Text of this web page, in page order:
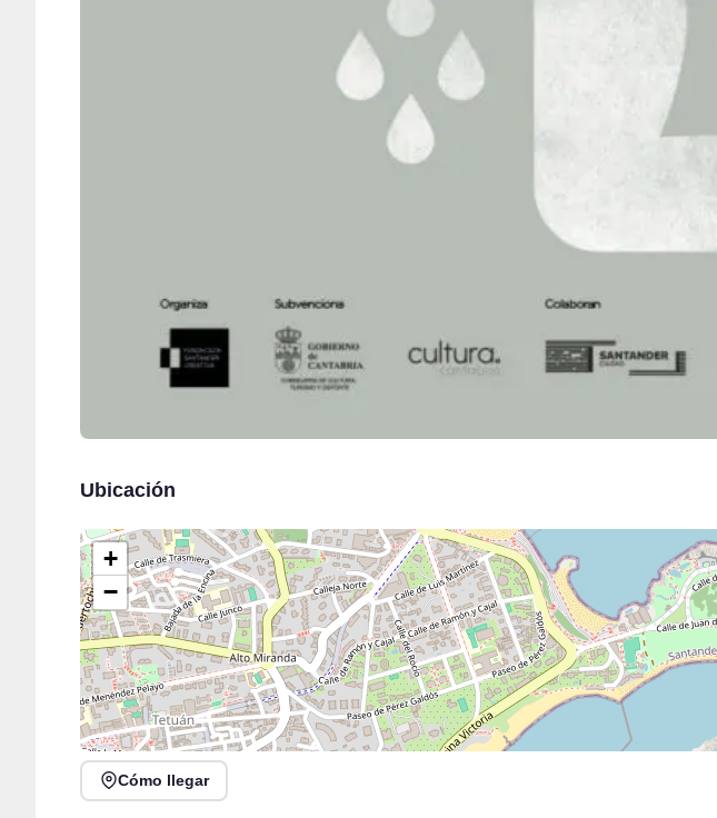
Ubicación
+
−
Cómo llegar